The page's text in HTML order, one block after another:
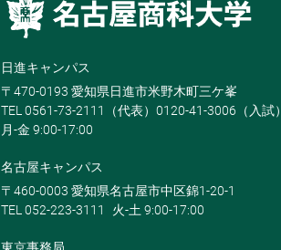
日進キャンパス
〒470-0193 愛知県日進市米野木町三ケ峯
TEL 0561-73-2111（代表）0120-41-3006（入試）
月-金 9:00-17:00
名古屋キャンパス
〒460-0003 愛知県名古屋市中区錦1-20-1
TEL 052-223-3111
火-土 9:00-17:00